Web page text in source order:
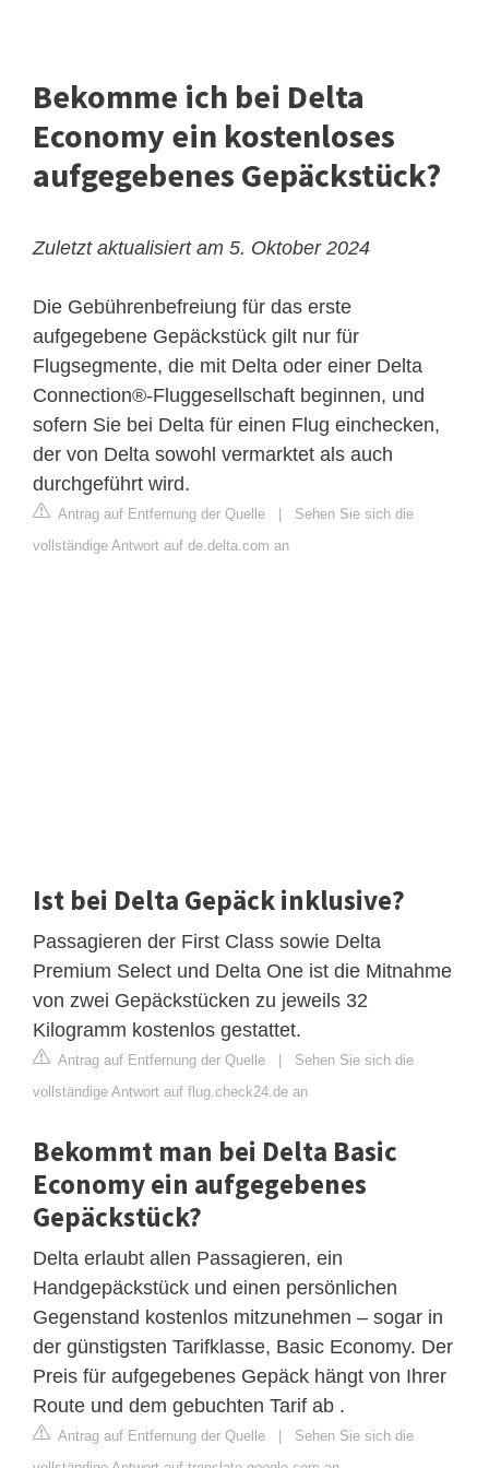
Bekomme ich bei Delta
Economy ein kostenloses
aufgegebenes Gepäckstück?
Zuletzt aktualisiert am 5. Oktober 2024
Die Gebührenbefreiung für das erste
aufgegebene Gepäckstück gilt nur für
Flugsegmente, die mit Delta oder einer Delta
Connection®-Fluggesellschaft beginnen, und
sofern Sie bei Delta für einen Flug einchecken,
der von Delta sowohl vermarktet als auch
durchgeführt wird.
Antrag auf Entfernung der Quelle
Sehen Sie sich die
vollständige Antwort auf de.delta.com an
Ist bei Delta Gepäck inklusive?
Passagieren der First Class sowie Delta
Premium Select und Delta One ist die Mitnahme
von zwei Gepäckstücken zu jeweils 32
Kilogramm kostenlos gestattet.
Antrag auf Entfernung der Quelle
Sehen Sie sich die
vollständige Antwort auf flug.check24.de an
Bekommt man bei Delta Basic
Economy ein aufgegebenes
Gepäckstück?
Delta erlaubt allen Passagieren, ein
Handgepäckstück und einen persönlichen
Gegenstand kostenlos mitzunehmen – sogar in
der günstigsten Tarifklasse, Basic Economy. Der
Preis für aufgegebenes Gepäck hängt von Ihrer
Route und dem gebuchten Tarif ab .
Antrag auf Entfernung der Quelle
Sehen Sie sich die